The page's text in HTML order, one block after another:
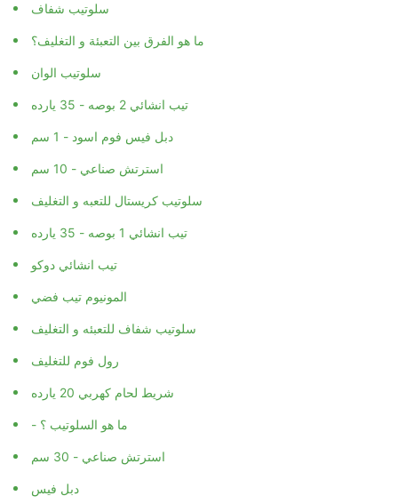
سلوتيب شفاف
ما هو الفرق بين التعبئة و التغليف؟
سلوتيب الوان
تيب انشائي 2 بوصه - 35 يارده
دبل فيس فوم اسود - 1 سم
استرتش صناعي - 10 سم
سلوتيب كريستال للتعبه و التغليف
تيب انشائي 1 بوصه - 35 يارده
تيب انشائي دوكو
المونيوم تيب فضي
سلوتيب شفاف للتعبئه و التغليف
رول فوم للتغليف
شريط لحام كهربي 20 يارده
- ما هو السلوتيب ؟
استرتش صناعي - 30 سم
دبل فيس